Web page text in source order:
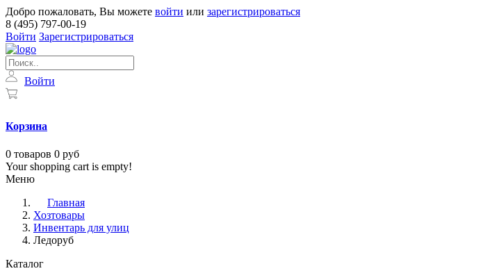
Добро пожаловать, Вы можете войти или зарегистрироваться
8 (495) 797-00-19
Войти Зарегистрироваться
Войти
Корзина
0 товаров 0 руб
Your shopping cart is empty!
Меню
Главная
Хозтовары
Инвентарь для улиц
Ледоруб
Каталог